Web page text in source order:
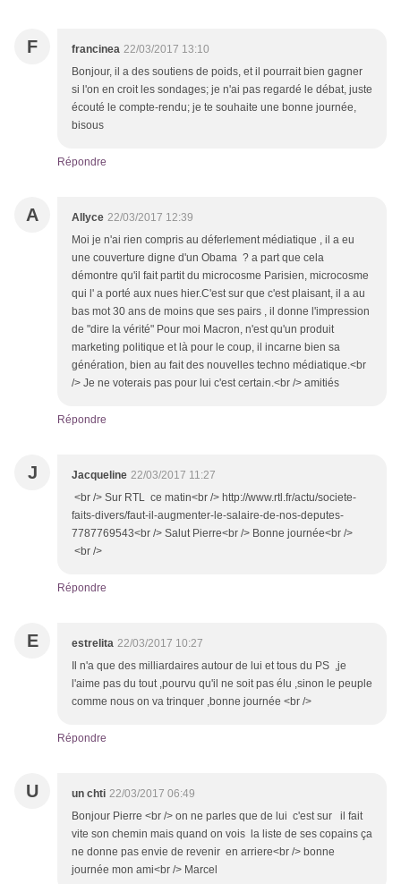
F francinea 22/03/2017 13:10
Bonjour, il a des soutiens de poids, et il pourrait bien gagner
si l'on en croit les sondages; je n'ai pas regardé le débat, juste
écouté le compte-rendu; je te souhaite une bonne journée,
bisous
Répondre
A Allyce 22/03/2017 12:39
Moi je n'ai rien compris au déferlement médiatique , il a eu
une couverture digne d'un Obama ? a part que cela
démontre qu'il fait partit du microcosme Parisien, microcosme
qui l' a porté aux nues hier.C'est sur que c'est plaisant, il a au
bas mot 30 ans de moins que ses pairs , il donne l'impression
de "dire la vérité" Pour moi Macron, n'est qu'un produit
marketing politique et là pour le coup, il incarne bien sa
génération, bien au fait des nouvelles techno médiatique.<br
/> Je ne voterais pas pour lui c'est certain.<br /> amitiés
Répondre
J Jacqueline 22/03/2017 11:27
<br /> Sur RTL ce matin<br /> http://www.rtl.fr/actu/societe-
faits-divers/faut-il-augmenter-le-salaire-de-nos-deputes-
7787769543<br /> Salut Pierre<br /> Bonne journée<br />
<br />
Répondre
E estrelita 22/03/2017 10:27
Il n'a que des milliardaires autour de lui et tous du PS ,je
l'aime pas du tout ,pourvu qu'il ne soit pas élu ,sinon le peuple
comme nous on va trinquer ,bonne journée <br />
Répondre
U un chti 22/03/2017 06:49
Bonjour Pierre <br /> on ne parles que de lui c'est sur il fait
vite son chemin mais quand on vois la liste de ses copains ça
ne donne pas envie de revenir en arriere<br /> bonne
journée mon ami<br /> Marcel